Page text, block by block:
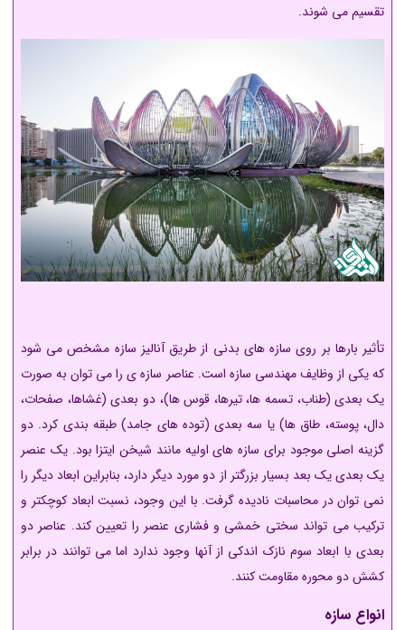
تقسیم می شوند.
تأثیر بارها بر روی سازه های بدنی از طریق آنالیز سازه مشخص می شود
که یکی از وظایف مهندسی سازه است. عناصر سازه ی را می توان به صورت
یک بعدی (طناب، تسمه ها، تیرها، قوس ها)، دو بعدی (غشاها، صفحات،
دال، پوسته، طاق ها) یا سه بعدی (توده های جامد) طبقه بندی کرد. دو
گزینه اصلی موجود برای سازه های اولیه مانند شیخن ایتزا بود. یک عنصر
یک بعدی یک بعد بسیار بزرگتر از دو مورد دیگر دارد، بنابراین ابعاد دیگر را
نمی توان در محاسبات نادیده گرفت. با این وجود، نسبت ابعاد کوچکتر و
ترکیب می تواند سختی خمشی و فشاری عنصر را تعیین کند. عناصر دو
بعدی با ابعاد سوم نازک اندکی از آنها وجود ندارد اما می توانند در برابر
کشش دو محوره مقاومت کنند.
انواع سازه